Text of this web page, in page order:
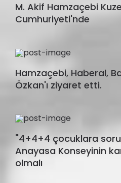
M. Akif Hamzaçebi
Cumhuriyeti'nde
Hamzaçebi, Haberal,
Özkan'ı ziyaret etti.
"4+4+4 çocuklara
Anayasa Konseyinin
olmalı